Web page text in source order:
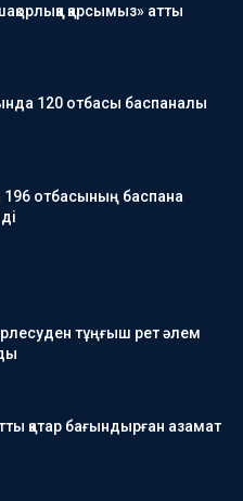
қарсымыз» атты
120 отбасы баспаналы
196 отбасының баспана
тұңғыш рет әлем
қатар бағындырған азамат